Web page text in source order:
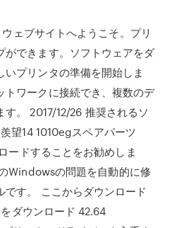
ェブサイトへようこそ。プリ
ができます。ソフトウェアをダ
いプリンタの準備を開始しま
トワークに接続でき、複数のデ
す。 2017/12/26 推奨されるソ
望14 1010egスペアパーツ
ードすることをお勧めしま
Windowsの問題を自動的に修
です。 ここからダウンロード
ダウンロード 42.64